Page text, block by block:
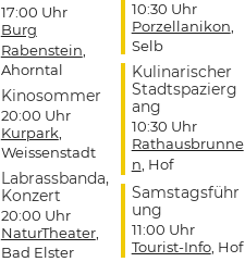
17:00 Uhr
Burg
Rabenstein
Ahorntal
Kinosommer
20:00 Uhr
Kurpark
Weissenstadt
Labrassbanda,
Konzert
20:00 Uhr
NaturTheater,
Bad Elster
10:30 Uhr
Porzellanikon
Selb
Kulinarischer
Stadtspazierg
ang
10:30 Uhr
Rathausbrunne
n , Hof
Samstagsführ
ung
11:00 Uhr
Tourist-Info, Hof